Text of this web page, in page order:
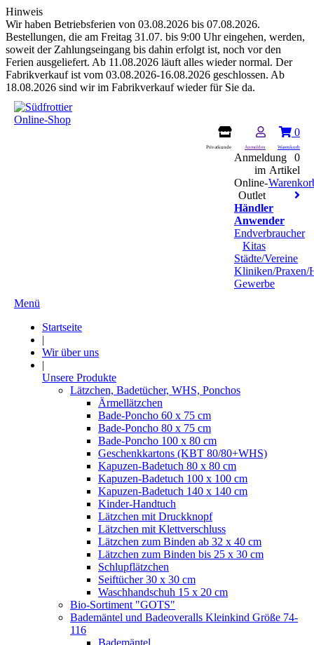
Hinweis
Wir haben Betriebsferien von 03.08.2026 bis 07.08.2026.
Bestellungen, die am Freitag 31.07. bis 9:00 Uhr eingehen, werden,
soweit der Zahlungseingang bis dahin erfolgt ist, noch vor den
Ferien ausgeliefert. Ab 11.08.2026 läuft alles wieder normal. Der
Fabrikverkauf ist vom 03.08.2026-16.08.2026 geschlossen. Ab
18.08.2026 sind wir im Fabrikverkauf wieder für Sie da.
Privatkunde Anmelden
Anmeldung
im
Online-
Outlet
Händler
Anwender
Endverbraucher
Kitas
Städte/Vereine
Kliniken/Praxen/
Gewerbe
0
Warenkorb
0
Artikel
Menü
Startseite
|
Wir über uns
|
Unsere Produkte
Lätzchen, Badetücher, WHS, Ponchos
Ärmellätzchen
Bade-Poncho 60 x 75 cm
Bade-Poncho 80 x 75 cm
Bade-Poncho 100 x 80 cm
Geschenkkartons (KBT 80/80+WHS)
Kapuzen-Badetuch 80 x 80 cm
Kapuzen-Badetuch 100 x 100 cm
Kapuzen-Badetuch 140 x 140 cm
Kinder-Handtuch
Lätzchen mit Druckknopf
Lätzchen mit Klettverschluss
Lätzchen zum Binden ab 32 x 40 cm
Lätzchen zum Binden bis 25 x 30 cm
Schlupflätzchen
Seiftücher 30 x 30 cm
Waschhandschuh 15 x 20 cm
Bio-Sortiment "GOTS"
Bademäntel und Badeoveralls Kleinkind Größe 74-
116
Bademäntel